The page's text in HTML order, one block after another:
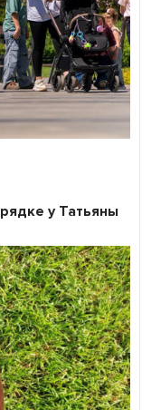
у Татьяны